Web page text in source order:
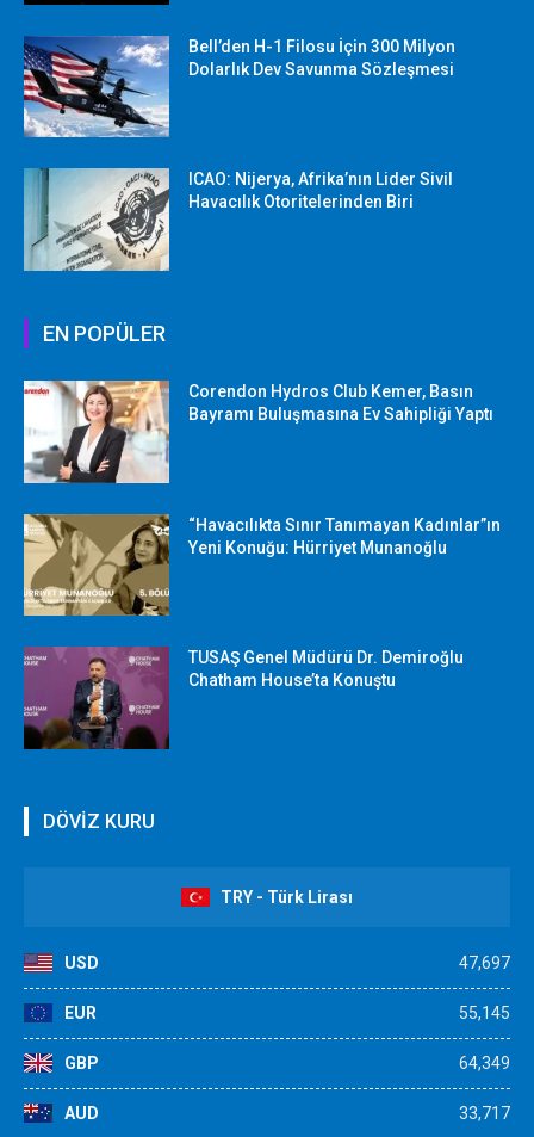
Bell’den H-1 Filosu İçin 300 Milyon
Dolarlık Dev Savunma Sözleşmesi
ICAO: Nijerya, Afrika’nın Lider Sivil
Havacılık Otoritelerinden Biri
EN POPÜLER
Corendon Hydros Club Kemer, Basın
Bayramı Buluşmasına Ev Sahipliği Yaptı
“Havacılıkta Sınır Tanımayan Kadınlar”ın
Yeni Konuğu: Hürriyet Munanoğlu
TUSAŞ Genel Müdürü Dr. Demiroğlu
Chatham House’ta Konuştu
DÖVİZ KURU
TRY - Türk Lirası
USD 47,697
EUR 55,145
GBP 64,349
AUD 33,717